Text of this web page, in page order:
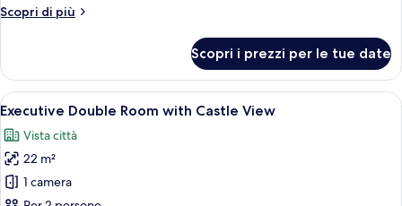
Scopri di più
Altri
Exclusive
Scopri i prezzi per le tue date
Apri
tutte
le
foto
per
Camera d'albergo con un letto, uno
5
Executive Double Room with Castle View
Vista città
22 m²
1 camera